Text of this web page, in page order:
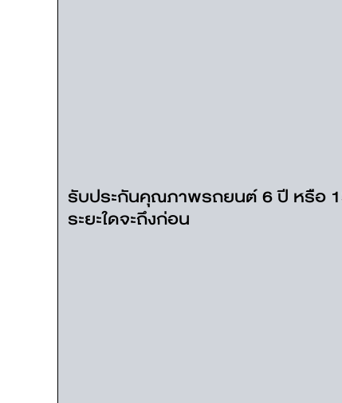
รับประกันคุณภาพรถยนต์ 6 ปี หรือ
ระยะใดจะถึงก่อน